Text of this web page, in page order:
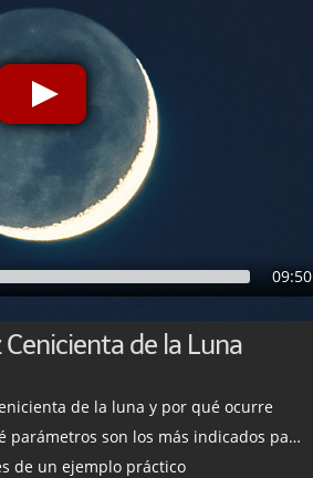
09:50
de la Luna
de la luna y por qué ocurre
son los más indicados para capturarla
de un ejemplo práctico